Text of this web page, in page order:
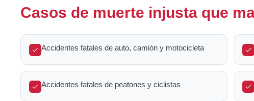
Casos de muerte injusta que
Accidentes fatales de auto, camión y motocicleta
Accidentes fatales de peatones y ciclistas